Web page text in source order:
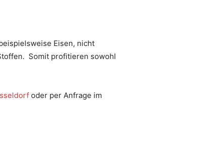
Eisen, nicht
Somit profitieren sowohl
oder per Anfrage im